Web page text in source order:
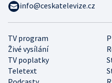
TV program
Živé vysílání
TV poplatky
Teletext
info@ceskatelevize.cz